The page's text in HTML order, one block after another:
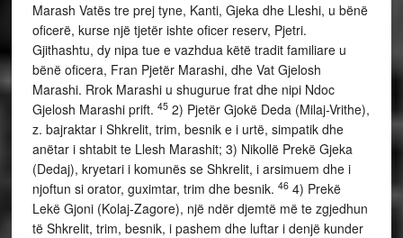
Marash Vatës tre prej tyne, Kanti, Gjeka dhe Lleshi, u bënë
oficerë, kurse një tjetër ishte oficer reserv, Pjetri.
Gjithashtu, dy nipa tue e vazhdua këtë tradit familiare u
bënë oficera, Fran Pjetër Marashi, dhe Vat Gjelosh
Marashi. Rrok Marashi u shugurue frat dhe nipi Ndoc
Gjelosh Marashi prift. 452) Pjetër Gjokë Deda (Milaj-Vrithe),
z. bajraktar i Shkrelit, trim, besnik e i urtë, simpatik dhe
anëtar i shtabit te Llesh Marashit; 3) Nikollë Prekë Gjeka
(Dedaj), kryetari i komunës se Shkrelit, i arsimuem dhe i
njoftun si orator, guximtar, trim dhe besnik. 464) Prekë
Lekë Gjoni (Kolaj-Zagore), një ndër djemtë më te zgjedhun
të Shkrelit, trim, besnik, i pashem dhe luftar i denjë kunder